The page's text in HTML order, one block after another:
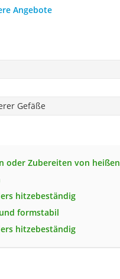
Angebote
Gefäße
oder Zubereiten von heißen
hitzebeständig
formstabil
hitzebeständig